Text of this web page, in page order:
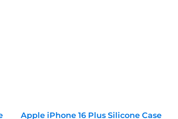
Apple iPhone 16 Plus Silicone Case